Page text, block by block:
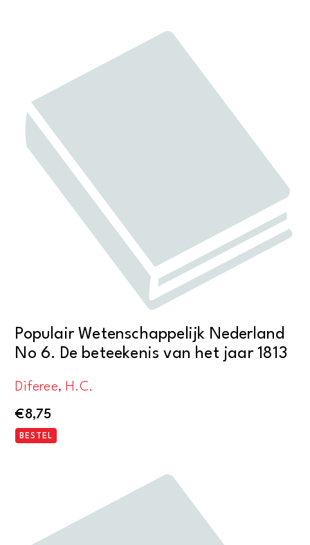
Populair Wetenschappelijk Nederland
No 6. De beteekenis van het jaar 1813
Diferee, H.C.
€8,75
BESTEL